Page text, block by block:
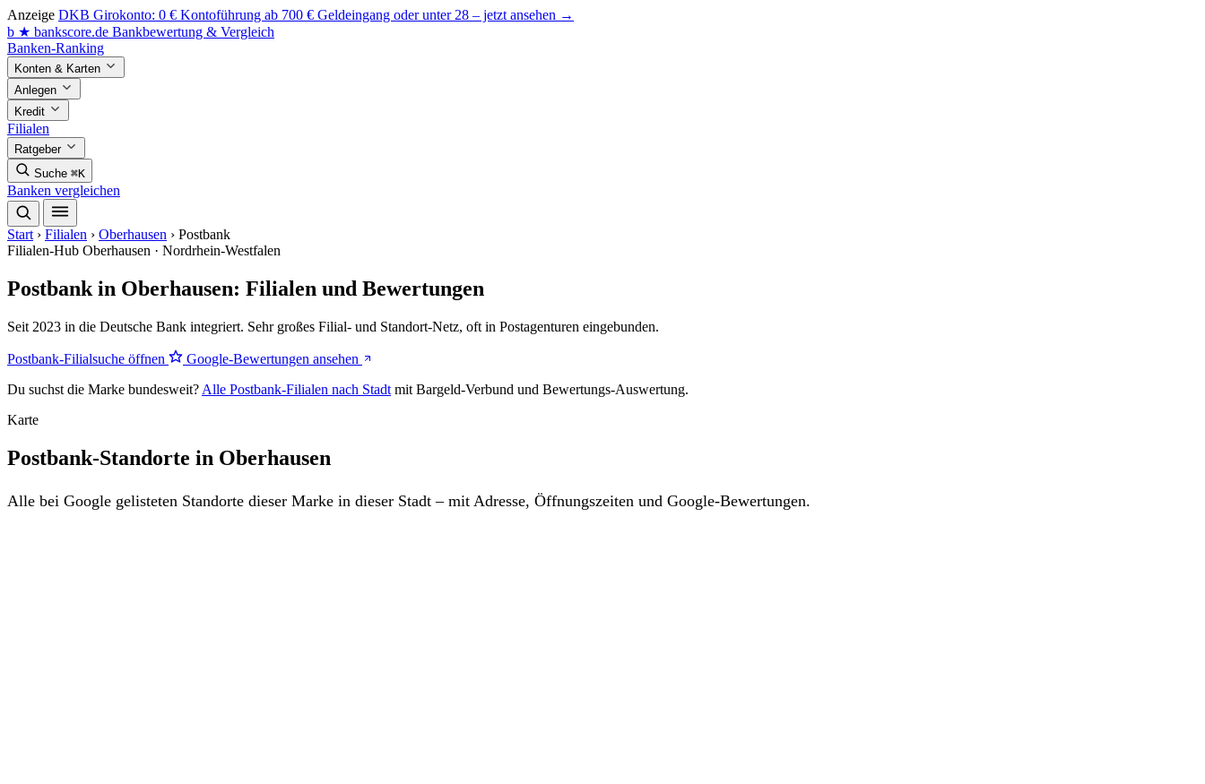
Anzeige DKB Girokonto: 0 € Kontoführung ab 700 € Geldeingang oder unter 28 – jetzt ansehen →
b ★ bankscore.de Bankbewertung & Vergleich
Banken-Ranking
Konten & Karten
Anlegen
Kredit
Filialen
Ratgeber
Suche ⌘K
Banken vergleichen
Start › Filialen › Oberhausen › Postbank
Filialen-Hub Oberhausen · Nordrhein-Westfalen
Postbank in Oberhausen: Filialen und Bewertungen
Seit 2023 in die Deutsche Bank integriert. Sehr großes Filial- und Standort-Netz, oft in Postagenturen eingebunden.
Postbank-Filialsuche öffnen
Google-Bewertungen ansehen
Du suchst die Marke bundesweit? Alle Postbank-Filialen nach Stadt mit Bargeld-Verbund und Bewertungs-Auswertung.
Karte
Postbank-Standorte in Oberhausen
Alle bei Google gelisteten Standorte dieser Marke in dieser Stadt – mit Adresse, Öffnungszeiten und Google-Bewertungen.